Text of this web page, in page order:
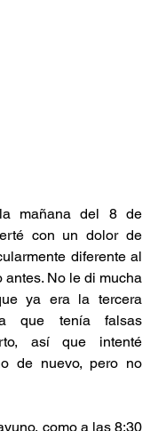
mañana del 8 de
con un dolor de
diferente al
No le di mucha
ya era la tercera
que tenía falsas
así que intenté
de nuevo, pero no
como a las 8:30